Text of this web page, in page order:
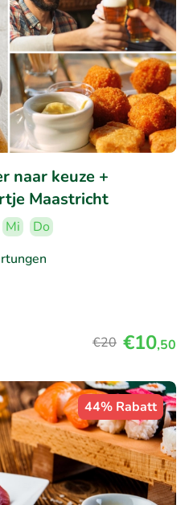
naar keuze +
Maastricht
Mi
Do
€20 €10,50
44% Rabatt